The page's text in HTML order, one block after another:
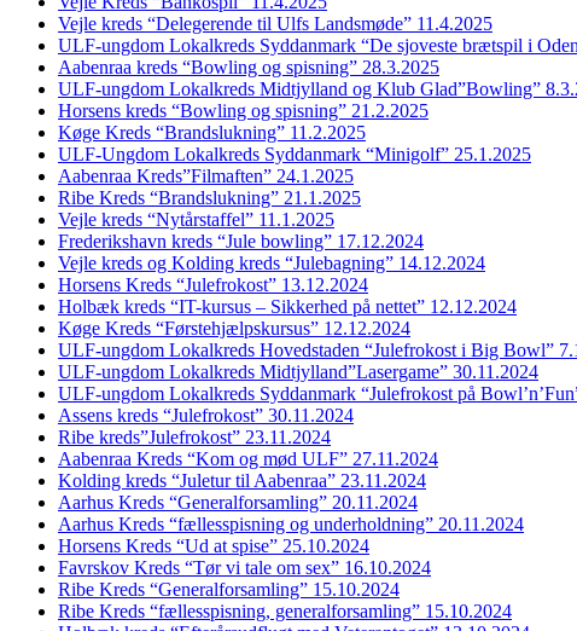
Vejle kreds “Delegerende til Ulfs Landsmøde” 11.4.2025
ULF-ungdom Lokalkreds Syddanmark “De sjoveste brætspil i
Aabenraa kreds “Bowling og spisning” 28.3.2025
ULF-ungdom Lokalkreds Midtjylland og Klub Glad”Bowling”
Horsens kreds “Bowling og spisning” 21.2.2025
Køge Kreds “Brandslukning” 11.2.2025
ULF-Ungdom Lokalkreds Syddanmark “Minigolf” 25.1.2025
Aabenraa Kreds”Filmaften” 24.1.2025
Ribe Kreds “Brandslukning” 21.1.2025
Vejle kreds “Nytårstaffel” 11.1.2025
Frederikshavn kreds “Jule bowling” 17.12.2024
Vejle kreds og Kolding kreds “Julebagning” 14.12.2024
Horsens Kreds “Julefrokost” 13.12.2024
Holbæk kreds “IT-kursus – Sikkerhed på nettet” 12.12.2024
Køge Kreds “Førstehjælpskursus” 12.12.2024
ULF-ungdom Lokalkreds Hovedstaden “Julefrokost i Big Bowl”
ULF-ungdom Lokalkreds Midtjylland”Lasergame” 30.11.2024
ULF-ungdom Lokalkreds Syddanmark “Julefrokost på
Assens kreds “Julefrokost” 30.11.2024
Ribe kreds”Julefrokost” 23.11.2024
Aabenraa Kreds “Kom og mød ULF” 27.11.2024
Kolding kreds “Juletur til Aabenraa” 23.11.2024
Aarhus Kreds “Generalforsamling” 20.11.2024
Aarhus Kreds “fællesspisning og underholdning” 20.11.2024
Horsens Kreds “Ud at spise” 25.10.2024
Favrskov Kreds “Tør vi tale om sex” 16.10.2024
Ribe Kreds “Generalforsamling” 15.10.2024
Ribe Kreds “fællesspisning, generalforsamling” 15.10.2024